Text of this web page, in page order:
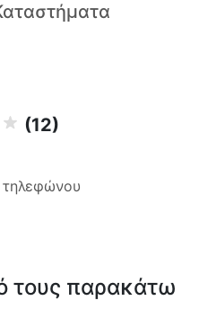
(12)
τηλεφώνου
τους παρακάτω